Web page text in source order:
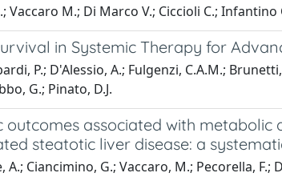
Vaccaro M.; Di Marco V.; Ciccioli C.;
in Systemic Therapy for
P.; D'Alessio, A.; Fulgenzi, C.A.M.;
G.; Pinato, D.J.
associated with
steatotic liver disease: a
A.; Ciancimino, G.; Vaccaro, M.; Pecorella,